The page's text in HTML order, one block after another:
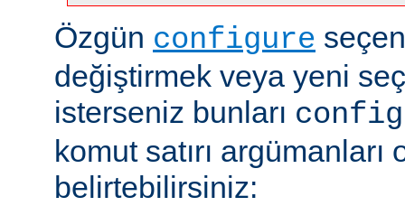
Özgün configure
değiştirmek veya yeni
isterseniz bunları
komut satırı argümanları
belirtebilirsiniz: